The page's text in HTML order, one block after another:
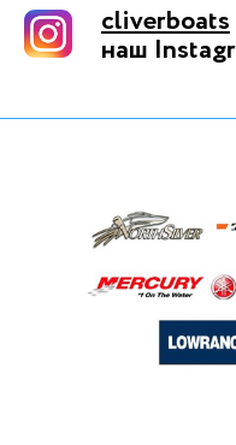
cliverboats
наш